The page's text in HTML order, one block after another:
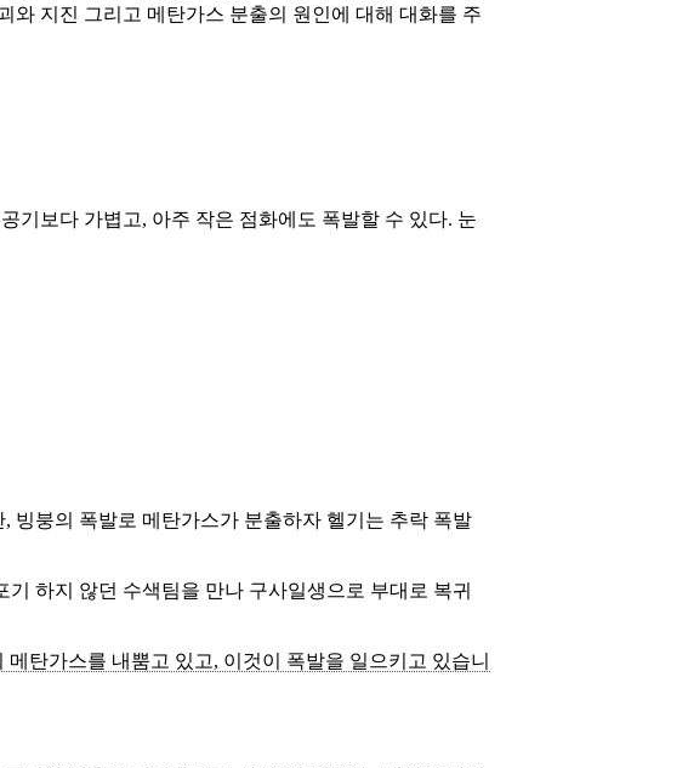
와 지진 그리고 메탄가스 분출의 원인에 대해 대화를 주
기보다 가볍고, 아주 작은 점화에도 폭발할 수 있다. 눈
빙붕의 폭발로 메탄가스가 분출하자 헬기는 추락 폭발
하지 않던 수색팀을 만나 구사일생으로 부대로 복귀
탄가스를 내뿜고 있고, 이것이 폭발을 일으키고 있습니